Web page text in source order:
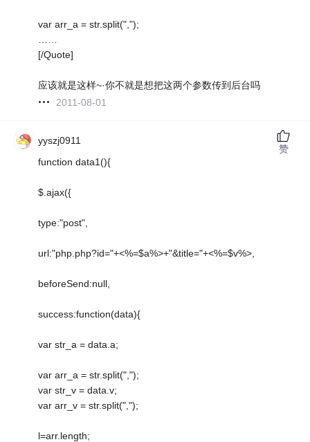
var arr_a = str.split(",");
[/Quote]
应该就是这样~·你不就是想把这两个参数传到后台吗
2011-08-01
yyszj0911
function data1(){
$.ajax({
type:"post",
url:"php.php?id="+<%=$a%>+"&title="+<%=$v%>,
beforeSend:null,
success:function(data){
var str_a = data.a;
var arr_a = str.split(",");
var str_v = data.v;
var arr_v = str.split(",");
l=arr.length;
赞